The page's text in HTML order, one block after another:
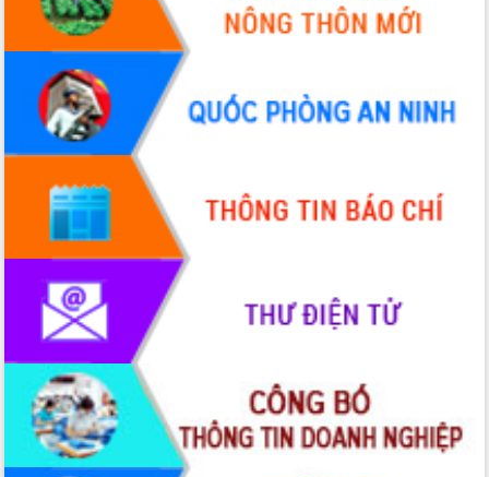
năm 2026
Hội thảo khoa học “Giải pháp thúc đẩy
phát triển nền kinh tế xanh tại tỉnh
Đắk Lắk”
Tăng cường giám sát, đôn đốc thực
hiện nhiệm vụ quản lý tài sản công
hàng tuần
Tháo gỡ những vướng mắc, đẩy mạnh
công tác cải cách thủ tục hành chính
tại Trung tâm Phục vụ hành chính
công tỉnh
Đắk Lắk: Tôn vinh 46 giải pháp tại Hội
thi Sáng tạo Kỹ thuật 2024 - 2025
Đắk Lắk rà soát, điều chỉnh Đề án 190
về phát triển nuôi trồng thủy sản
Phó Chủ tịch UBND tỉnh Đắk Lắk
Trương Công Thái kiểm tra thực địa
Dự án cao tốc Khánh Hòa - Buôn Ma
Thuột
Định vị cà phê Việt Nam như một “di